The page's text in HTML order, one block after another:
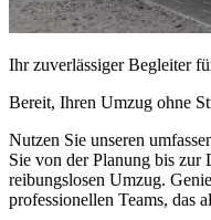
Ihr zuverlässiger Begleiter
Bereit, Ihren Umzug ohne
Nutzen Sie unseren
Sie von der Planung bis zur
reibungslosen Umzug.
professionellen Teams, das